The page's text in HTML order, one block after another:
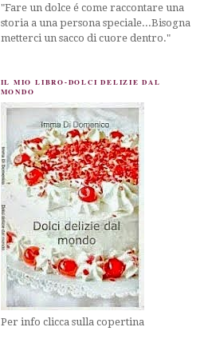
"Fare un dolce é come raccontare una
storia a una persona speciale...Bisogna
metterci un sacco di cuore dentro."
IL MIO LIBRO-DOLCI DELIZIE DAL
MONDO
Per info clicca sulla copertina